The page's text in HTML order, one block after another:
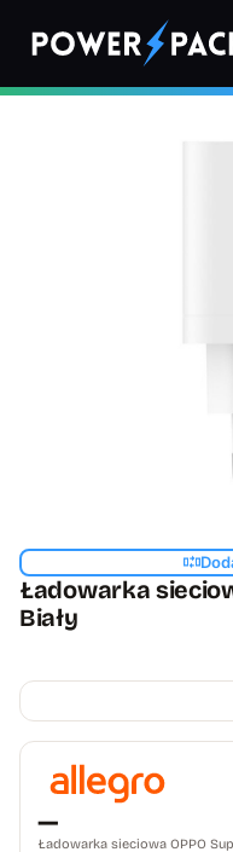
Strona główna›Ładowarki
Ładowarka sieciowa OPPO
Ładowarka
Biały
—
Ładowarka sieciowa OPPO